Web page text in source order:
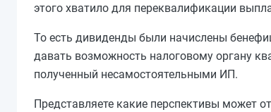
этого хватило для переквалификации
То есть дивиденды были начислены
давать возможность налоговому органу
полученный несамостоятельными ИП.
Представляете какие перспективы может